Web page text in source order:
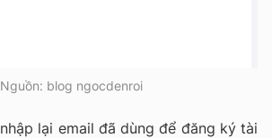
Nguồn: blog ngocdenroi
lại email đã dùng để đăng ký tài